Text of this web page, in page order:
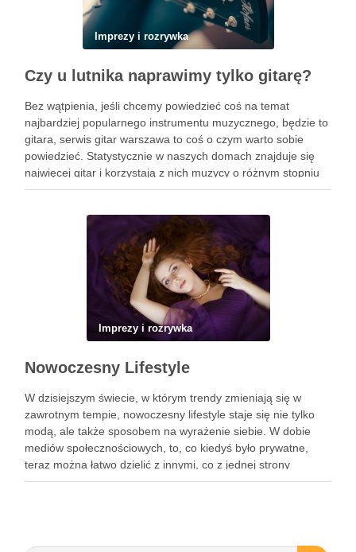
Imprezy i rozrywka
Czy u lutnika naprawimy tylko gitarę?
Bez wątpienia, jeśli chcemy powiedzieć coś na temat
najbardziej popularnego instrumentu muzycznego, będzie to
gitara, serwis gitar warszawa to coś o czym warto sobie
powiedzieć. Statystycznie w naszych domach znajduje się
najwięcej gitar i korzystają z nich muzycy o różnym stopniu
zaawansowania. Trudno jest się dziwić takiemu stanowi
Imprezy i rozrywka
Nowoczesny Lifestyle
W dzisiejszym świecie, w którym trendy zmieniają się w
zawrotnym tempie, nowoczesny lifestyle staje się nie tylko
modą, ale także sposobem na wyrażenie siebie. W dobie
mediów społecznościowych, to, co kiedyś było prywatne,
teraz można łatwo dzielić z innymi, co z jednej strony
inspiruje, a z drugiej stawia przed nami …